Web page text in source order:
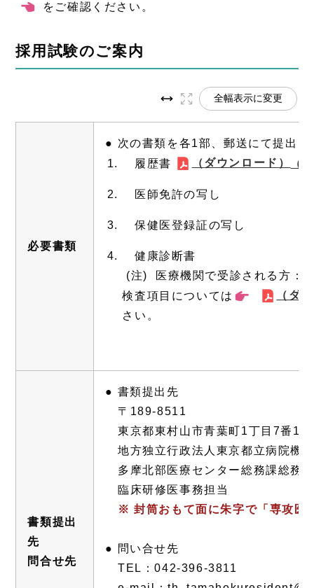
をご確認ください。
採用試験のご案内
全幅表示に変更
必要書類
● 次の書類を各1部、郵送にて提出
履歴書
（ダウンロード） （
医師免許の写し
保健医登録証の写し
健康診断書
(注) 医療機関で受診される方：
検査項目については
注目情
（ダ
さい。
書類提出
先
問合せ先
● 書類提出先
〒189-8511
東京都東村山市青葉町1丁目7番1号
地方独立行政法人東京都立病院機
多摩北部医療センター総務課総務
臨床研修医事務担当
※ 封筒おもて面に朱字で「専攻医
● 問い合せ先
TEL：042-396-3811